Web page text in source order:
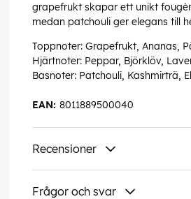
grapefrukt skapar ett unikt
medan patchouli ger elegans till
Toppnoter: Grapefrukt, Ananas,
Hjärtnoter: Peppar, Björklöv,
Basnoter: Patchouli, Kashmirträ,
8011889500040
EAN:
Recensioner
Frågor och svar